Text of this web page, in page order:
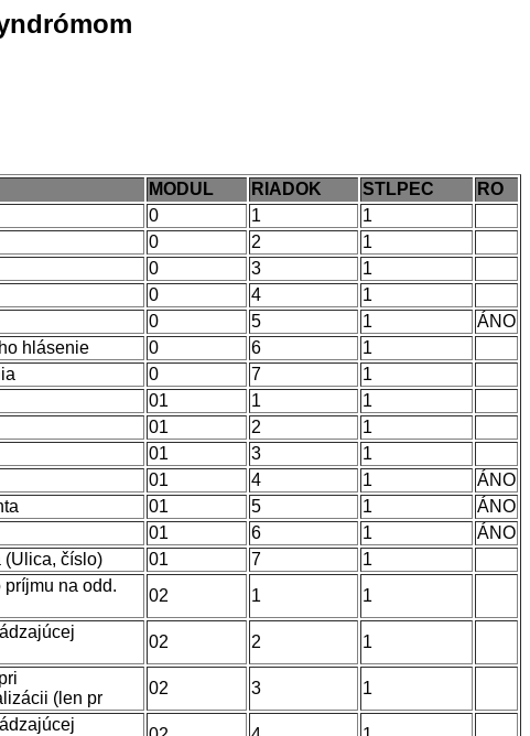
MODUL RIADOK STLPEC
RO
0 1
1
0 2
1
0 3
1
0 4
1
0 5 1
ÁNO
hlásenie 0 6
1
0 7
1
01 1
1
01 2
1
01 3
1
01 4 1
ÁNO
01 5 1
ÁNO
01 6 1
ÁNO
(Ulica, číslo) 01 7
1
príjmu na odd.
02 1 1
02 2 1
(len pr
02 3 1